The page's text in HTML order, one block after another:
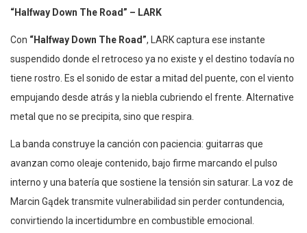
“Halfway Down The Road” – LARK
Con “Halfway Down The Road”, LARK captura ese instante
suspendido donde el retroceso ya no existe y el destino todavía no
tiene rostro. Es el sonido de estar a mitad del puente, con el viento
empujando desde atrás y la niebla cubriendo el frente. Alternative
metal que no se precipita, sino que respira.
La banda construye la canción con paciencia: guitarras que
avanzan como oleaje contenido, bajo firme marcando el pulso
interno y una batería que sostiene la tensión sin saturar. La voz de
Marcin Gądek transmite vulnerabilidad sin perder contundencia,
convirtiendo la incertidumbre en combustible emocional.